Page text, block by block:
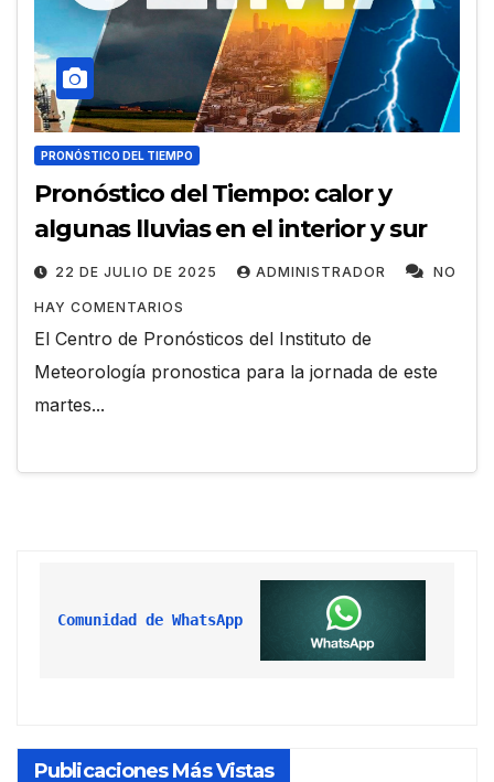
PRONÓSTICO DEL TIEMPO
Pronóstico del Tiempo: calor y
algunas lluvias en el interior y sur
22 DE JULIO DE 2025 ADMINISTRADOR NO
HAY COMENTARIOS
El Centro de Pronósticos del Instituto de
Meteorología pronostica para la jornada de este
martes...
Comunidad de WhatsApp
Publicaciones Más Vistas